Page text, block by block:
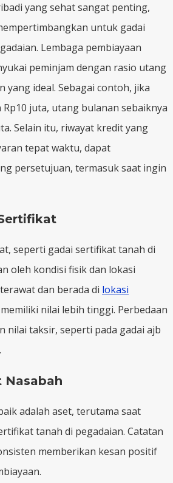
yang sehat sangat penting,
untuk gadai
Lembaga pembiayaan
peminjam dengan rasio utang
yang ideal. Sebagai contoh, jika
juta, utang bulanan sebaiknya
Selain itu, riwayat kredit yang
tepat waktu, dapat
persetujuan, termasuk saat ingin
seperti gadai sertifikat tanah di
oleh kondisi fisik dan lokasi
dan berada di lokasi
nilai lebih tinggi. Perbedaan
nilai taksir, seperti pada gadai ajb
Nasabah
adalah aset, terutama saat
tanah di pegadaian. Catatan
memberikan kesan positif